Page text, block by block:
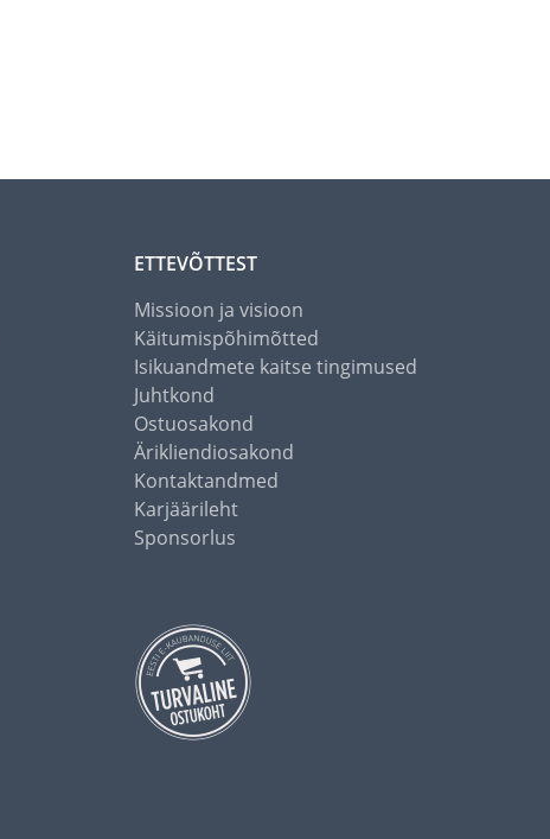
ETTEVÕTTEST
Missioon ja visioon
Käitumispõhimõtted
Isikuandmete kaitse tingimused
Juhtkond
Ostuosakond
Ärikliendiosakond
Kontaktandmed
Karjäärileht
Sponsorlus